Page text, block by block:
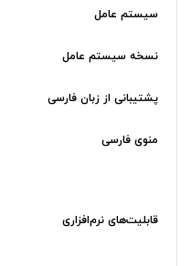
سیستم عامل
نسخه سیستم عامل
پشتیبانی از زبان فارسی
منوی فارسی
قابلیت‌های نرم‌افزاری